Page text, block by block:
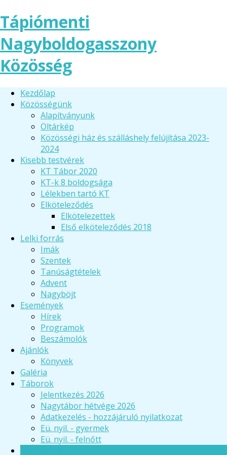
Tápiómenti
Nagyboldogasszony
Közösség
Kezdőlap
Közösségünk
Alapítványunk
Oltárkép
Közösségi ház és szálláshely felújítása 2023-
2024
Kisebb testvérek
KT Tábor 2020
KT-k 8 boldogsága
Lélekben tartó KT
Elköteleződés
Elkötelezettek
Első elköteleződés 2018
Lelki forrás
Imák
Szentek
Tanúságtételek
Advent
Nagyböjt
Események
Hírek
Programok
Beszámolók
Ajánlók
Könyvek
Galéria
Táborok
Jelentkezés 2026
Nagytábor hétvége 2026
Adatkezelés - hozzájáruló nyilatkozat
Eü. nyil. - gyermek
Eü. nyil. - felnőtt